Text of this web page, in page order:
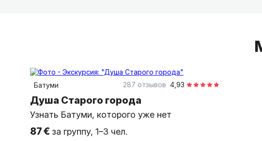
Батуми 4,93
287 отзывов
Душа Старого города
Узнать Батуми, которого уже нет
87 € за группу, 1–3 чел.